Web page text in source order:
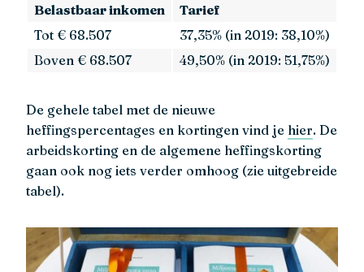
Belastbaar inkomen
Tarief
Tot € 68.507
37,35% (in 2019: 38,10%)
Boven € 68.507
49,50% (in 2019: 51,75%)
De gehele tabel met de nieuwe
heffingspercentages en kortingen vind je hier. De
arbeidskorting en de algemene heffingskorting
gaan ook nog iets verder omhoog (zie uitgebreide
tabel).